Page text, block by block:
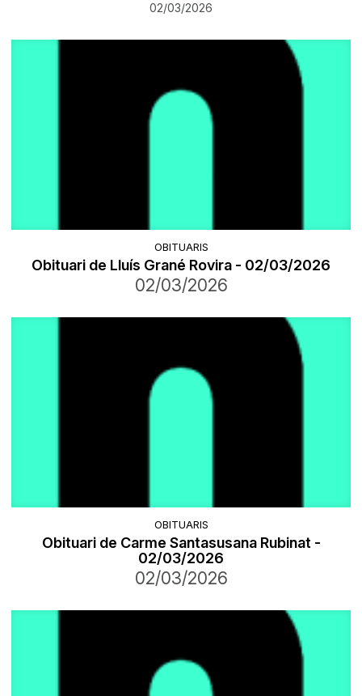
02/03/2026
OBITUARIS
Obituari de Lluís Grané Rovira - 02/03/2026
02/03/2026
OBITUARIS
Obituari de Carme Santasusana Rubinat -
02/03/2026
02/03/2026